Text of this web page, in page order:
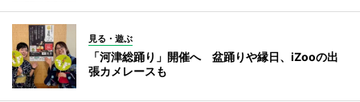
見る・遊ぶ
「河津総踊り」開催へ 盆踊りや縁日、iZooの出
張カメレースも